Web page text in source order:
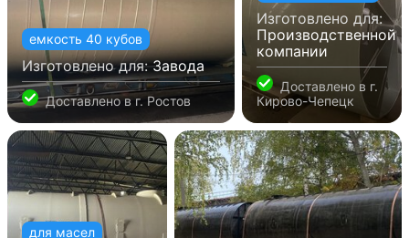
емкость 40 кубов
Изготовлено для:Завода
Доставлено вг. Ростов
Изготовлено для:
Производственной
компании
Доставлено в г.
Кирово-Чепецк
для масел